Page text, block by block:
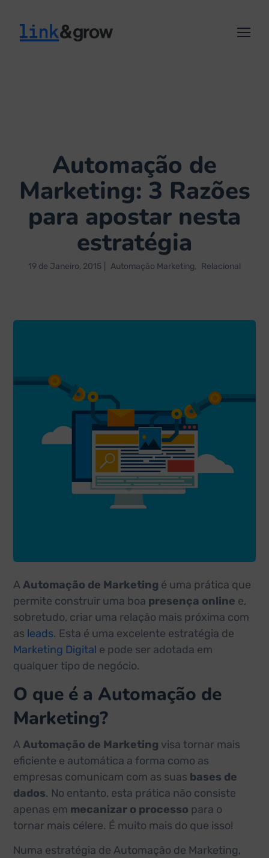
Automação de
Marketing: 3 Razões
para apostar nesta
estratégia
19 de Janeiro, 2015 Automação Marketing Relacional
AAutomação de Marketing é uma prática que
permite construir uma boa presença online e,
sobretudo, criar uma relação mais próxima com
as leads. Esta é uma excelente estratégia de
Marketing Digital e pode ser adotada em
qualquer tipo de negócio.
O que é a Automação de
Marketing?
AAutomação de Marketing visa tornar mais
eficiente e automática a forma como as
empresas comunicam com as suas bases de
dados. No entanto, esta prática não consiste
apenas em mecanizar o processo para o
tornar mais célere. É muito mais do que isso!
Numa estratégia de Automação de Marketing,